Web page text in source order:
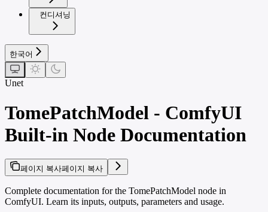
컨디셔닝
한국어
Unet
TomePatchModel - ComfyUI
Built-in Node Documentation
페이지 복사페이지 복사
Complete documentation for the TomePatchModel node in
ComfyUI. Learn its inputs, outputs, parameters and usage.